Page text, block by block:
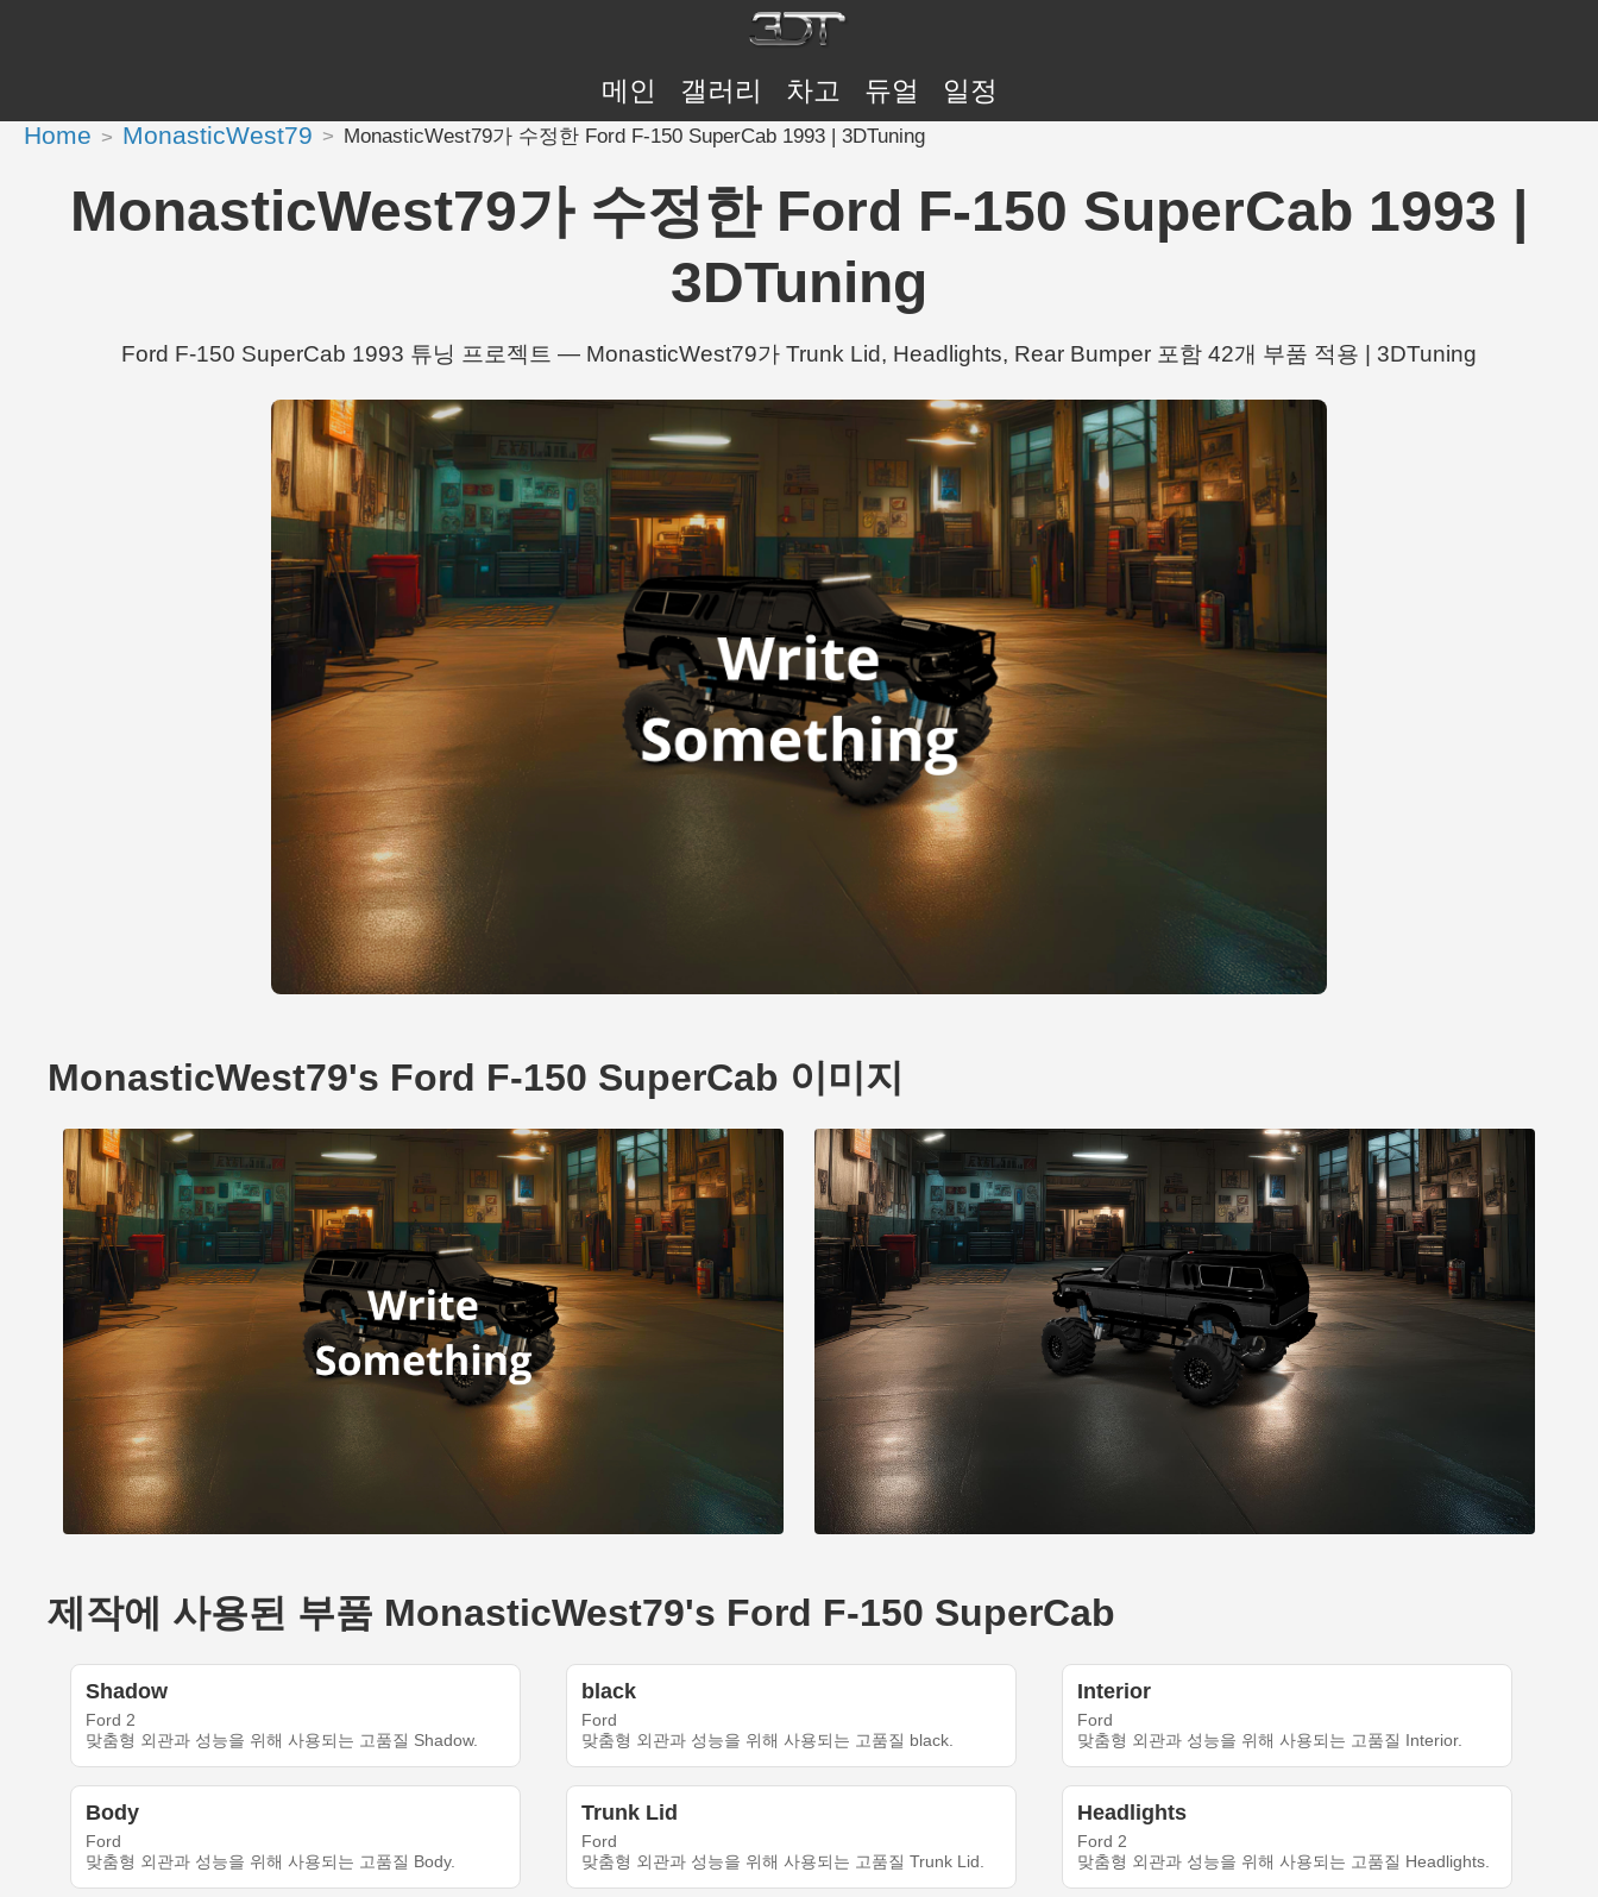
메인 갤러리 차고 듀얼 일정
Home MonasticWest79 MonasticWest79가 수정한 Ford F-150 SuperCab 1993 | 3DTuning
MonasticWest79가 수정한 Ford F-150 SuperCab 1993 |
3DTuning
Ford F-150 SuperCab 1993 튜닝 프로젝트 — MonasticWest79가 Trunk Lid, Headlights, Rear Bumper 포함 42개 부품 적용 | 3DTuning
MonasticWest79's Ford F-150 SuperCab 이미지
제작에 사용된 부품 MonasticWest79's Ford F-150 SuperCab
Shadow
Ford 2
맞춤형 외관과 성능을 위해 사용되는 고품질 Shadow.
black
Ford
맞춤형 외관과 성능을 위해 사용되는 고품질 black.
Interior
Ford
맞춤형 외관과 성능을 위해 사용되는 고품질 Interior.
Body
Ford
맞춤형 외관과 성능을 위해 사용되는 고품질 Body.
Trunk Lid
Ford
맞춤형 외관과 성능을 위해 사용되는 고품질 Trunk Lid.
Headlights
Ford 2
맞춤형 외관과 성능을 위해 사용되는 고품질 Headlights.